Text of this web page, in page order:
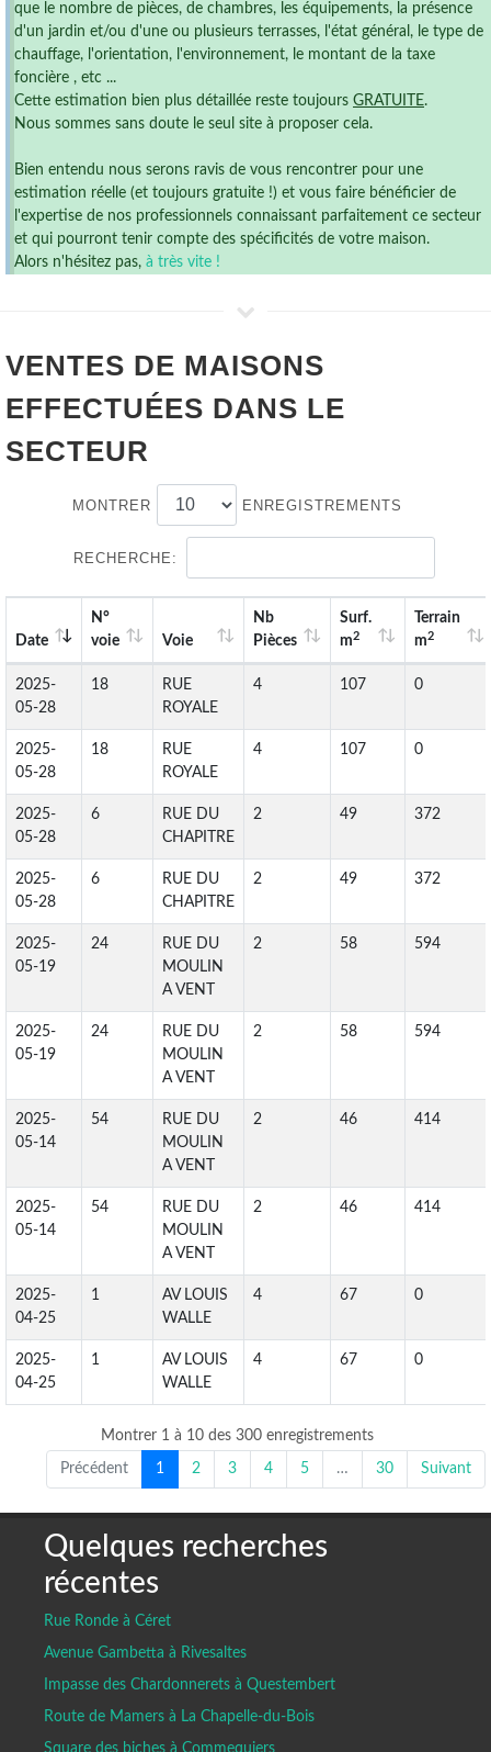
que le nombre de pièces, de chambres, les équipements, la présence
d'un jardin et/ou d'une ou plusieurs terrasses, l'état général, le type de
chauffage, l'orientation, l'environnement, le montant de la taxe
foncière , etc ...
Cette estimation bien plus détaillée reste toujours GRATUITE.
Nous sommes sans doute le seul site à proposer cela.
Bien entendu nous serons ravis de vous rencontrer pour une
estimation réelle (et toujours gratuite !) et vous faire bénéficier de
l'expertise de nos professionnels connaissant parfaitement ce secteur
et qui pourront tenir compte des spécificités de votre maison.
Alors n'hésitez pas, à très vite !
VENTES DE MAISONS
EFFECTUÉES DANS LE
SECTEUR
MONTRER ENREGISTREMENTS
RECHERCHE:
Date
N°
voie
Voie
Nb
Pièces
Surf.
m2
Terrain
m2
2025-
05-28
18
RUE
ROYALE
4 107 0
2025-
05-28
18
RUE
ROYALE
4 107 0
2025-
05-28
6
RUE DU
CHAPITRE
2 49 372
2025-
05-28
6
RUE DU
CHAPITRE
2 49 372
2025-
05-19
24
RUE DU
MOULIN
A VENT
2 58 594
2025-
05-19
24
RUE DU
MOULIN
A VENT
2 58 594
2025-
05-14
54
RUE DU
MOULIN
A VENT
2 46 414
2025-
05-14
54
RUE DU
MOULIN
A VENT
2 46 414
2025-
04-25
1
AV LOUIS
WALLE
4 67 0
2025-
04-25
1
AV LOUIS
WALLE
4 67 0
Montrer 1 à 10 des 300 enregistrements
Précédent 1 2 3 4 5 … 30 Suivant
Quelques recherches
récentes
Rue Ronde à Céret
Avenue Gambetta à Rivesaltes
Impasse des Chardonnerets à Questembert
Route de Mamers à La Chapelle-du-Bois
Square des biches à Commequiers